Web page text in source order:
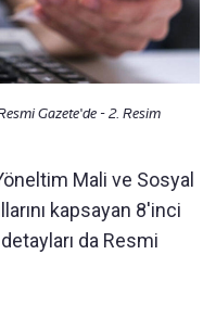
Gazete'de - 2. Resim
Mali ve Sosyal
kapsayan 8'inci
da Resmi